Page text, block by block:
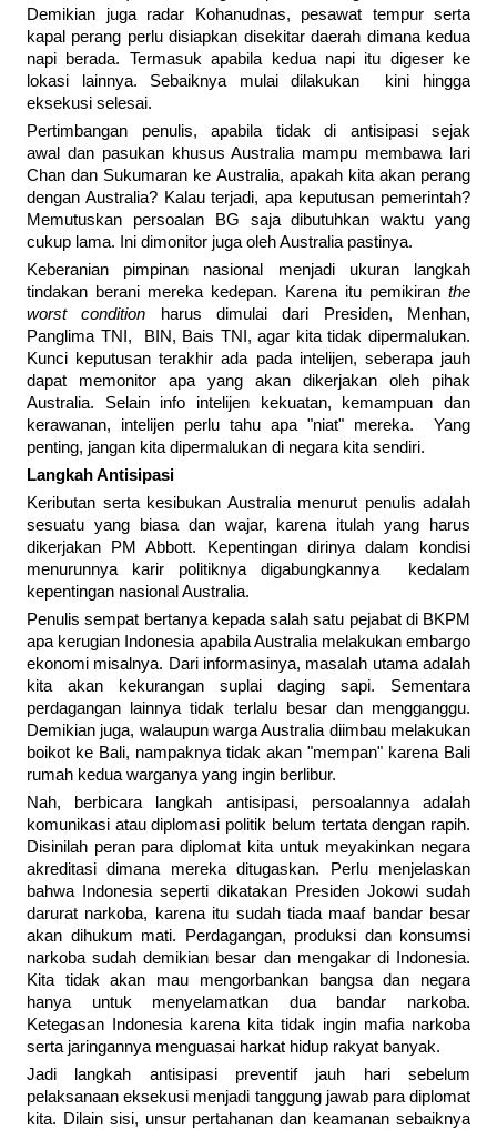
Demikian juga radar Kohanudnas, pesawat tempur serta
kapal perang perlu disiapkan disekitar daerah dimana kedua
napi berada. Termasuk apabila kedua napi itu digeser ke
lokasi lainnya. Sebaiknya mulai dilakukan kini hingga
eksekusi selesai.
Pertimbangan penulis, apabila tidak di antisipasi sejak
awal dan pasukan khusus Australia mampu membawa lari
Chan dan Sukumaran ke Australia, apakah kita akan perang
dengan Australia? Kalau terjadi, apa keputusan pemerintah?
Memutuskan persoalan BG saja dibutuhkan waktu yang
cukup lama. Ini dimonitor juga oleh Australia pastinya.
Keberanian pimpinan nasional menjadi ukuran langkah
tindakan berani mereka kedepan. Karena itu pemikiran the
worst condition harus dimulai dari Presiden, Menhan,
Panglima TNI, BIN, Bais TNI, agar kita tidak dipermalukan.
Kunci keputusan terakhir ada pada intelijen, seberapa jauh
dapat memonitor apa yang akan dikerjakan oleh pihak
Australia. Selain info intelijen kekuatan, kemampuan dan
kerawanan, intelijen perlu tahu apa "niat" mereka. Yang
penting, jangan kita dipermalukan di negara kita sendiri.
Langkah Antisipasi
Keributan serta kesibukan Australia menurut penulis adalah
sesuatu yang biasa dan wajar, karena itulah yang harus
dikerjakan PM Abbott. Kepentingan dirinya dalam kondisi
menurunnya karir politiknya digabungkannya kedalam
kepentingan nasional Australia.
Penulis sempat bertanya kepada salah satu pejabat di BKPM
apa kerugian Indonesia apabila Australia melakukan embargo
ekonomi misalnya. Dari informasinya, masalah utama adalah
kita akan kekurangan suplai daging sapi. Sementara
perdagangan lainnya tidak terlalu besar dan mengganggu.
Demikian juga, walaupun warga Australia diimbau melakukan
boikot ke Bali, nampaknya tidak akan "mempan" karena Bali
rumah kedua warganya yang ingin berlibur.
Nah, berbicara langkah antisipasi, persoalannya adalah
komunikasi atau diplomasi politik belum tertata dengan rapih.
Disinilah peran para diplomat kita untuk meyakinkan negara
akreditasi dimana mereka ditugaskan. Perlu menjelaskan
bahwa Indonesia seperti dikatakan Presiden Jokowi sudah
darurat narkoba, karena itu sudah tiada maaf bandar besar
akan dihukum mati. Perdagangan, produksi dan konsumsi
narkoba sudah demikian besar dan mengakar di Indonesia.
Kita tidak akan mau mengorbankan bangsa dan negara
hanya untuk menyelamatkan dua bandar narkoba.
Ketegasan Indonesia karena kita tidak ingin mafia narkoba
serta jaringannya menguasai harkat hidup rakyat banyak.
Jadi langkah antisipasi preventif jauh hari sebelum
pelaksanaan eksekusi menjadi tanggung jawab para diplomat
kita. Dilain sisi, unsur pertahanan dan keamanan sebaiknya